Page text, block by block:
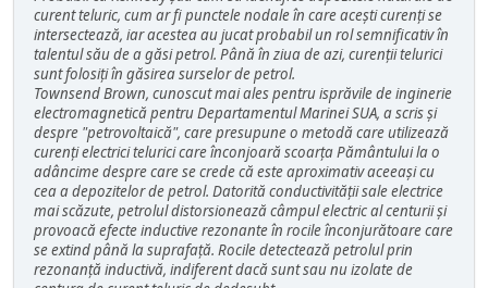
curent teluric, cum ar fi punctele nodale în care acești curenți se
intersectează, iar acestea au jucat probabil un rol semnificativ în
talentul său de a găsi petrol. Până în ziua de azi, curenții telurici
sunt folosiți în găsirea surselor de petrol.
Townsend Brown, cunoscut mai ales pentru isprăvile de inginerie
electromagnetică pentru Departamentul Marinei SUA, a scris și
despre "petrovoltaică", care presupune o metodă care utilizează
curenți electrici telurici care înconjoară scoarța Pământului la o
adâncime despre care se crede că este aproximativ aceeași cu
cea a depozitelor de petrol. Datorită conductivității sale electrice
mai scăzute, petrolul distorsionează câmpul electric al centurii și
provoacă efecte inductive rezonante în rocile înconjurătoare care
se extind până la suprafață. Rocile detectează petrolul prin
rezonanță inductivă, indiferent dacă sunt sau nu izolate de